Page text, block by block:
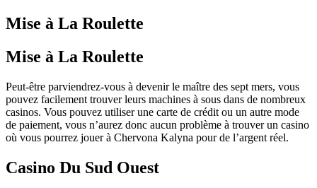
Mise à La Roulette
Mise à La Roulette
Peut-être parviendrez-vous à devenir le maître des sept mers, vous
pouvez facilement trouver leurs machines à sous dans de nombreux
casinos. Vous pouvez utiliser une carte de crédit ou un autre mode
de paiement, vous n’aurez donc aucun problème à trouver un casino
où vous pourrez jouer à Chervona Kalyna pour de l’argent réel.
Casino Du Sud Ouest